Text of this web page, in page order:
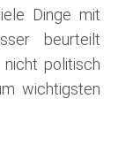
Dinge mit
beurteilt
politisch
wichtigsten